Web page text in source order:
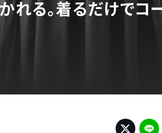
かれる。着るだけで